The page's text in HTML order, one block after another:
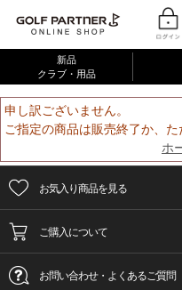
新品
クラブ・用品
申し訳ございません。
ご指定の商品は販売終了か、
ホ
お気入り商品を見る
ご購入について
お問い合わせ・よくあるご質問